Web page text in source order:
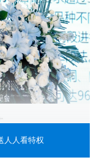
人人看特权